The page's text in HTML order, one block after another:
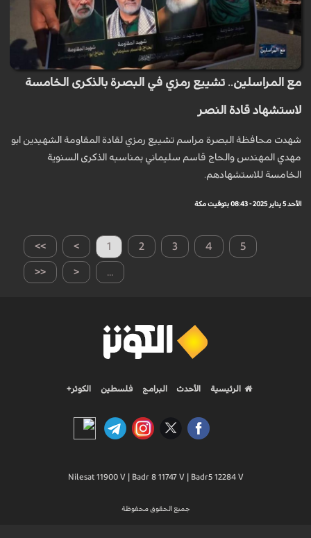
مع المراسلين.. تشييع رمزي في البصرة بالذكرى الخامسة
لاستشهاد قادة النصر
شهدت محافظة البصرة مراسم تشييع رمزي لقادة المقاومة الشهيدين ابو
مهدي المهندس والحاج قاسم سليماني بمناسبه الذكرى السنوية
الخامسة للاستشهادهم.
الأحد 5 يناير 2025 - 08:43 بتوقيت مكة
>> > 1 2 3 4 5
...
<
<<
الرئيسية الأحدث البرامج فلسطين الكوثر+
Nilesat 11900 V | Badr 8 11747 V | Badr5 12284 V
جميع الحقوق محفوظة